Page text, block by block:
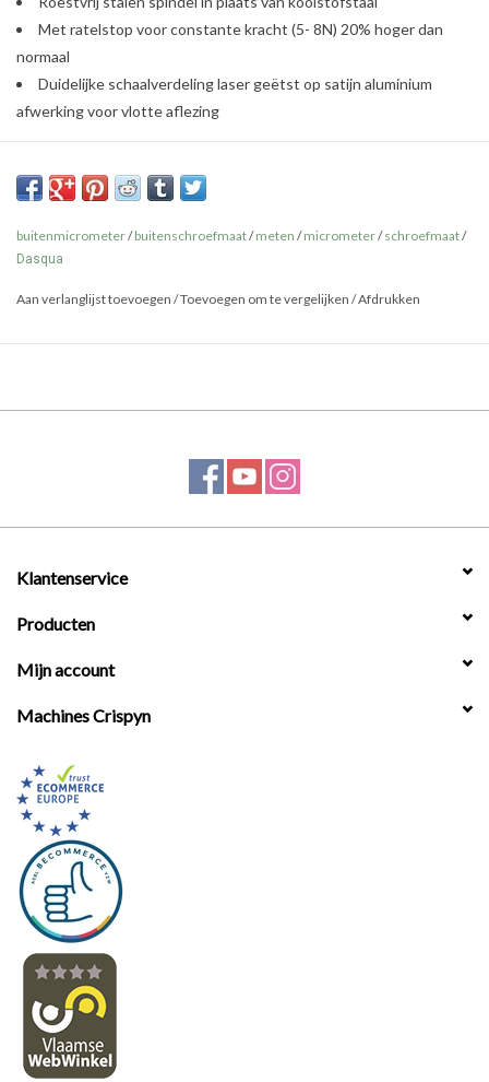
Met ratelstop voor constante kracht (5- 8N) 20% hoger dan
normaal
Duidelijke schaalverdeling laser geëtst op satijn aluminium
afwerking voor vlotte aflezing
buitenmicrometer/buitenschroefmaat/meten /micrometer/schroefmaat/
Dasqua
Aan verlanglijst toevoegen /Toevoegen om te vergelijken /Afdrukken
Klantenservice
Producten
Mijn account
Machines Crispyn